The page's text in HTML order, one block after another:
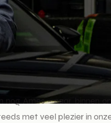
Ames – naar binnen
met veel plezier in